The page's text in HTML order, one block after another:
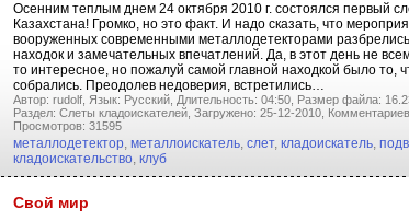
Осенним теплым днем 24 октября 2010 г. состоялся первый
Казахстана! Громко, но это факт. И надо сказать, что
вооруженных современными металлодетекторами
находок и замечательных впечатлений. Да, в этот день не
то интересное, но пожалуй самой главной находкой было то,
собрались. Преодолев недоверия, встретились…
Автор: rudolf, Язык: Русский, Длительность: 04:50, Размер файла:
Раздел: Слеты кладоискателей, Загружено: 25-12-2010,
Просмотров: 31595
металлодетектор, металлоискатель, слет, кладоискатель,
кладоискательство, клуб
Свой мир